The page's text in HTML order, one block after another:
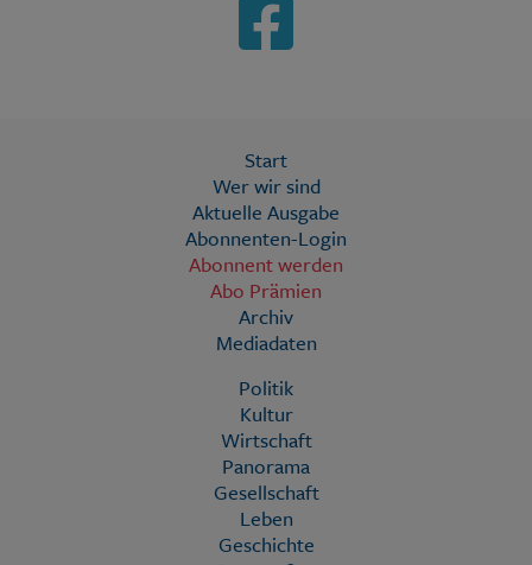
Start
Wer wir sind
Aktuelle Ausgabe
Abonnenten-Login
Abonnent werden
Abo Prämien
Archiv
Mediadaten
Politik
Kultur
Wirtschaft
Panorama
Gesellschaft
Leben
Geschichte